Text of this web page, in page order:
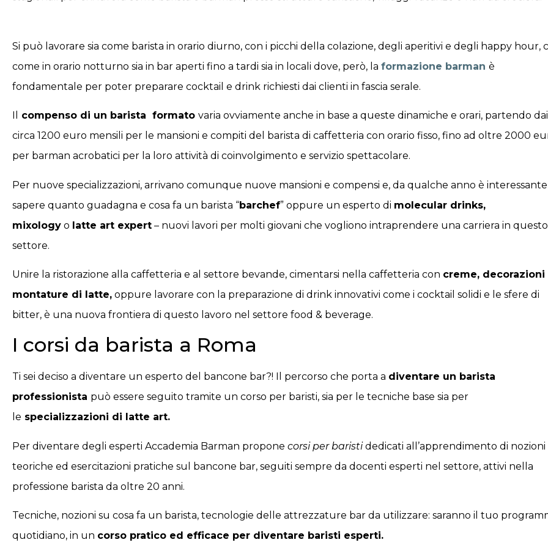
Si può lavorare sia come barista in orario diurno, con i picchi della colazione, degli aperitivi e degli happy hour,
come in orario notturno sia in bar aperti fino a tardi sia in locali dove, però, la formazione barman è
fondamentale per poter preparare cocktail e drink richiesti dai clienti in fascia serale.
compenso di un barista formato varia ovviamente anche in base a queste dinamiche e orari, partendo dai
circa 1200 euro mensili per le mansioni e compiti del barista di caffetteria con orario fisso, fino ad oltre 2000
per barman acrobatici per la loro attività di coinvolgimento e servizio spettacolare.
Per nuove specializzazioni, arrivano comunque nuove mansioni e compensi e, da qualche anno è interessante
sapere quanto guadagna e cosa fa un barista “barchef” oppure un esperto di molecular drinks,
mixology o latte art expert – nuovi lavori per molti giovani che vogliono intraprendere una carriera in questo
settore.
Unire la ristorazione alla caffetteria e al settore bevande, cimentarsi nella caffetteria con creme, decorazioni
montature di latte, oppure lavorare con la preparazione di drink innovativi come i cocktail solidi e le sfere di
bitter, è una nuova frontiera di questo lavoro nel settore food & beverage.
I corsi da barista a Roma
Ti sei deciso a diventare un esperto del bancone bar?! Il percorso che porta a diventare un barista
professionista può essere seguito tramite un corso per baristi, sia per le tecniche base sia per
le specializzazioni di latte art.
Per diventare degli esperti Accademia Barman propone corsi per baristidedicati all’apprendimento di nozioni
teoriche ed esercitazioni pratiche sul bancone bar, seguiti sempre da docenti esperti nel settore, attivi nella
professione barista da oltre 20 anni.
Tecniche, nozioni su cosa fa un barista, tecnologie delle attrezzature bar da utilizzare: saranno il tuo
quotidiano, in un corso pratico ed efficace per diventare baristi esperti.